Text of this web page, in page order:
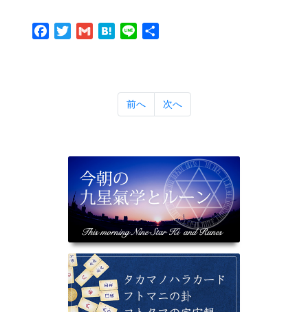
Facebook
TwitterGmail Hatena
Line
前へ 次へ